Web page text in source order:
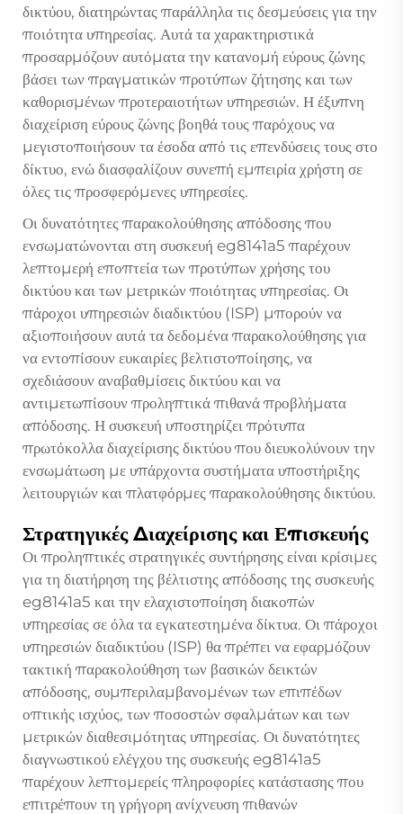
δικτύου, διατηρώντας παράλληλα τις δεσμεύσεις για την
ποιότητα υπηρεσίας. Αυτά τα χαρακτηριστικά
προσαρμόζουν αυτόματα την κατανομή εύρους ζώνης
βάσει των πραγματικών προτύπων ζήτησης και των
καθορισμένων προτεραιοτήτων υπηρεσιών. Η έξυπνη
διαχείριση εύρους ζώνης βοηθά τους παρόχους να
μεγιστοποιήσουν τα έσοδα από τις επενδύσεις τους στο
δίκτυο, ενώ διασφαλίζουν συνεπή εμπειρία χρήστη σε
όλες τις προσφερόμενες υπηρεσίες.
Οι δυνατότητες παρακολούθησης απόδοσης που
ενσωματώνονται στη συσκευή eg8141a5 παρέχουν
λεπτομερή εποπτεία των προτύπων χρήσης του
δικτύου και των μετρικών ποιότητας υπηρεσίας. Οι
πάροχοι υπηρεσιών διαδικτύου (ISP) μπορούν να
αξιοποιήσουν αυτά τα δεδομένα παρακολούθησης για
να εντοπίσουν ευκαιρίες βελτιστοποίησης, να
σχεδιάσουν αναβαθμίσεις δικτύου και να
αντιμετωπίσουν προληπτικά πιθανά προβλήματα
απόδοσης. Η συσκευή υποστηρίζει πρότυπα
πρωτόκολλα διαχείρισης δικτύου που διευκολύνουν την
ενσωμάτωση με υπάρχοντα συστήματα υποστήριξης
λειτουργιών και πλατφόρμες παρακολούθησης δικτύου.
Στρατηγικές Διαχείρισης και Επισκευής
Οι προληπτικές στρατηγικές συντήρησης είναι κρίσιμες
για τη διατήρηση της βέλτιστης απόδοσης της συσκευής
eg8141a5 και την ελαχιστοποίηση διακοπών
υπηρεσίας σε όλα τα εγκατεστημένα δίκτυα. Οι πάροχοι
υπηρεσιών διαδικτύου (ISP) θα πρέπει να εφαρμόζουν
τακτική παρακολούθηση των βασικών δεικτών
απόδοσης, συμπεριλαμβανομένων των επιπέδων
οπτικής ισχύος, των ποσοστών σφαλμάτων και των
μετρικών διαθεσιμότητας υπηρεσίας. Οι δυνατότητες
διαγνωστικού ελέγχου της συσκευής eg8141a5
παρέχουν λεπτομερείς πληροφορίες κατάστασης που
επιτρέπουν τη γρήγορη ανίχνευση πιθανών